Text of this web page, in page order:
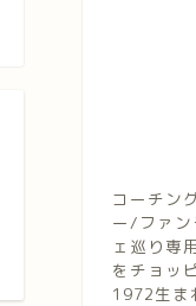
コーチン
ー/ファ
ェ巡り専
をチョッ
1972生ま